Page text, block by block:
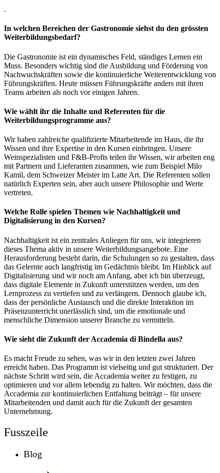
.
In welchen Bereichen der Gastronomie siehst du den grössten
Weiterbildungsbedarf?
Die Gastronomie ist ein dynamisches Feld, ständiges Lernen ein
Muss. Besonders wichtig sind die Ausbildung und Förderung von
Nachwuchskräften sowie die kontinuierliche Weiterentwicklung von
Führungskräften. Heute müssen Führungskräfte anders mit ihren
Teams arbeiten als noch vor einigen Jahren.
Wie wählt ihr die Inhalte und Referenten für die
Weiterbildungsprogramme aus?
Wir haben zahlreiche qualifizierte Mitarbeitende im Haus, die ihr
Wissen und ihre Expertise in den Kursen einbringen. Unsere
Weinspezialisten und F&B-Profis teilen ihr Wissen, wir arbeiten eng
mit Partnern und Lieferanten zusammen, wie zum Beispiel Milo
Kamil, dem Schweizer Meister im Latte Art. Die Referenten sollen
natürlich Experten sein, aber auch unsere Philosophie und Werte
vertreten.
Welche Rolle spielen Themen wie Nachhaltigkeit und
Digitalisierung in den Kursen?
Nachhaltigkeit ist ein zentrales Anliegen für uns, wir integrieren
dieses Thema aktiv in unsere Weiterbildungsangebote. Eine
Herausforderung besteht darin, die Schulungen so zu gestalten, dass
das Gelernte auch langfristig im Gedächtnis bleibt. Im Hinblick auf
Digitalisierung sind wir noch am Anfang, aber ich bin überzeugt,
dass digitale Elemente in Zukunft unterstützen werden, um den
Lernprozess zu vertiefen und zu verlängern. Dennoch glaube ich,
dass der persönliche Austausch und die direkte Interaktion im
Präsenzunterricht unerlässlich sind, um die emotionale und
menschliche Dimension unserer Branche zu vermitteln.
Wie sieht die Zukunft der Accademia di Bindella aus?
Es macht Freude zu sehen, was wir in den letzten zwei Jahren
erreicht haben. Das Programm ist vielseitig und gut strukturiert. Der
nächste Schritt wird sein, die Accademia weiter zu festigen, zu
optimieren und vor allem lebendig zu halten. Wir möchten, dass die
Accademia zur kontinuierlichen Entfaltung beiträgt – für unsere
Mitarbeitenden und damit auch für die Zukunft der gesamten
Unternehmung.
Fusszeile
Blog